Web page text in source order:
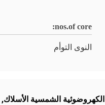
nos.of core:
النوى التوأم
الكهروضوئية الشمسية الأسلاك,